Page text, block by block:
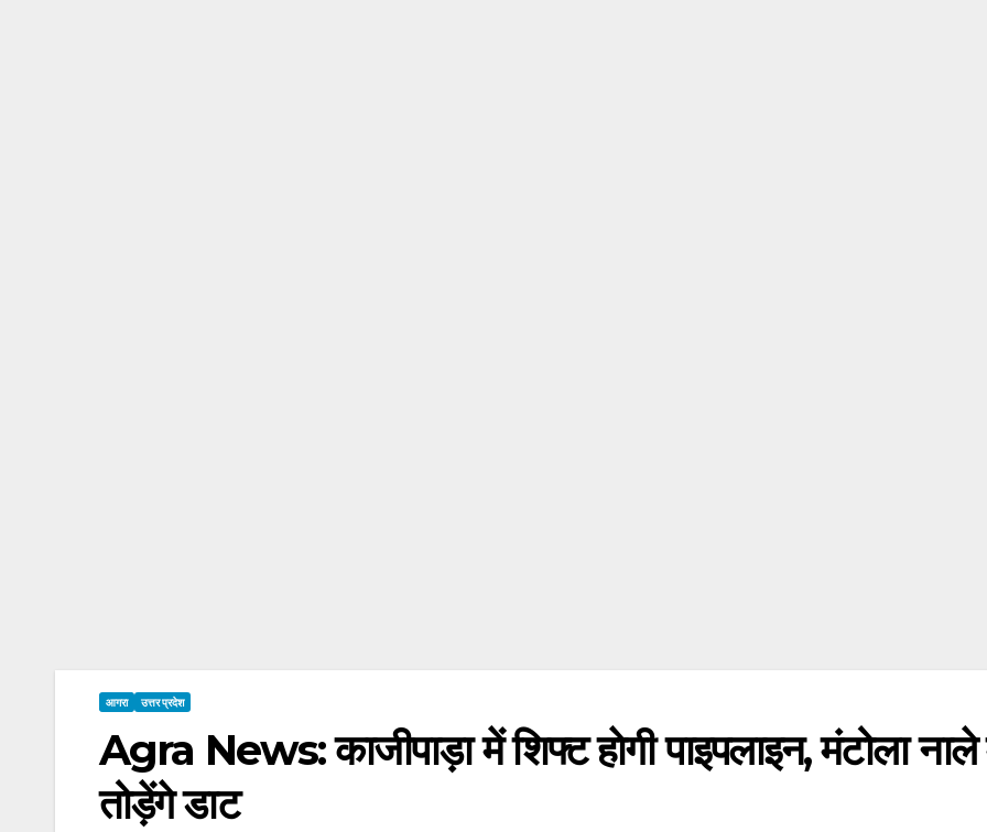
आगरा उत्तर प्रदेश
Agra News: काजीपाड़ा में शिफ्ट हाेगी पाइपलाइन, मंटोला
तोड़ेंगे डाट